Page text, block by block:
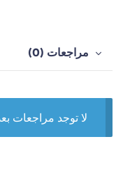
مراجعات (0)
لا توجد مراجعات